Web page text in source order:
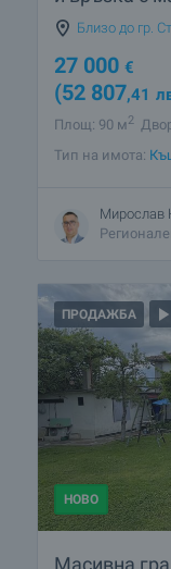
Близо до гр.
27 000 €
(52 807,41
Площ: 90 м2
Тип на имота:
Мирослав
ПРОДАЖБА
НОВО
Масивна